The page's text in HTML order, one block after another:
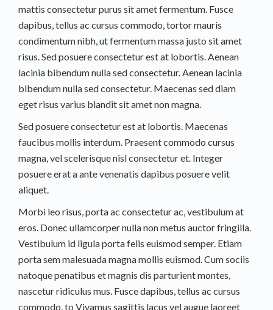
mattis consectetur purus sit amet fermentum. Fusce
dapibus, tellus ac cursus commodo, tortor mauris
condimentum nibh, ut fermentum massa justo sit amet
risus. Sed posuere consectetur est at lobortis. Aenean
lacinia bibendum nulla sed consectetur. Aenean lacinia
bibendum nulla sed consectetur. Maecenas sed diam
eget risus varius blandit sit amet non magna.
Sed posuere consectetur est at lobortis. Maecenas
faucibus mollis interdum. Praesent commodo cursus
magna, vel scelerisque nisl consectetur et. Integer
posuere erat a ante venenatis dapibus posuere velit
aliquet.
Morbi leo risus, porta ac consectetur ac, vestibulum at
eros. Donec ullamcorper nulla non metus auctor fringilla.
Vestibulum id ligula porta felis euismod semper. Etiam
porta sem malesuada magna mollis euismod. Cum sociis
natoque penatibus et magnis dis parturient montes,
nascetur ridiculus mus. Fusce dapibus, tellus ac cursus
commodo, to Vivamus sagittis lacus vel augue laoreet